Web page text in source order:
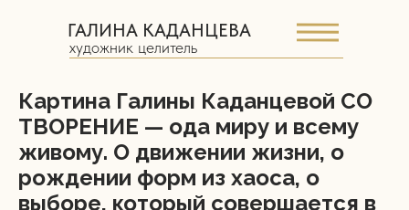
ГАЛИНА КАДАНЦЕВА
художник целитель
Картина Галины Каданцевой СО
ТВОРЕНИЕ — ода миру и всему
живому. О движении жизни, о
рождении форм из хаоса, о
выборе, который совершается в